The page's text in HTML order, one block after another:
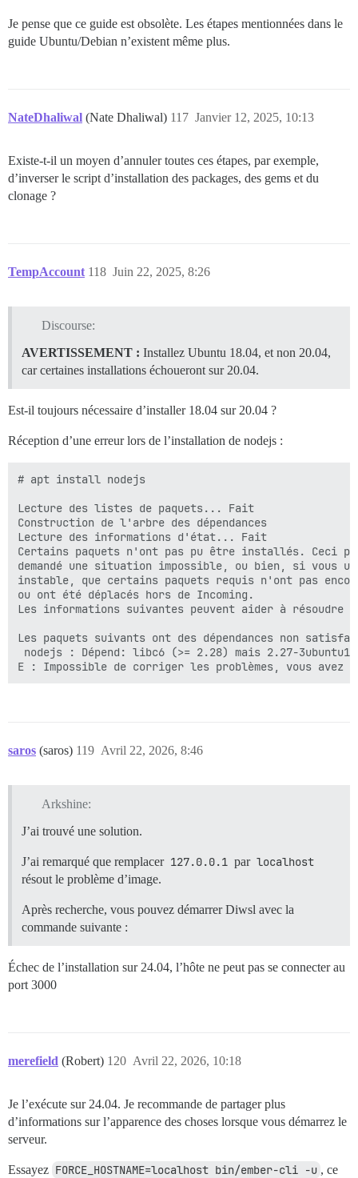
Je pense que ce guide est obsolète. Les étapes mentionnées dans le
guide Ubuntu/Debian n’existent même plus.
NateDhaliwal (Nate Dhaliwal) Janvier 12, 2025, 10:13
117
Existe-t-il un moyen d’annuler toutes ces étapes, par exemple,
d’inverser le script d’installation des packages, des gems et du
clonage ?
TempAccount Juin 22, 2025, 8:26
118
Discourse:
AVERTISSEMENT : Installez Ubuntu 18.04, et non 20.04,
car certaines installations échoueront sur 20.04.
Est-il toujours nécessaire d’installer 18.04 sur 20.04 ?
Réception d’une erreur lors de l’installation de nodejs :
# apt install nodejs
Lecture des listes de paquets... Fait
Construction de l'arbre des dépendances
Lecture des informations d'état... Fait
Certains paquets n'ont pas pu être installés. Ceci
demandé une situation impossible, ou bien, si
instable, que certains paquets requis n'ont pas
ou ont été déplacés hors de Incoming.
Les informations suivantes peuvent aider à
Les paquets suivants ont des dépendances non
nodejs : Dépend: libc6 (>= 2.28) mais 2.27-
E : Impossible de corriger les problèmes, vous avez
saros (saros) Avril 22, 2026, 8:46
119
Arkshine:
J’ai trouvé une solution.
J’ai remarqué que remplacer 127.0.0.1 par localhost
résout le problème d’image.
Après recherche, vous pouvez démarrer Diwsl avec la
commande suivante :
Échec de l’installation sur 24.04, l’hôte ne peut pas se connecter au
port 3000
merefield (Robert) Avril 22, 2026, 10:18
120
Je l’exécute sur 24.04. Je recommande de partager plus
d’informations sur l’apparence des choses lorsque vous démarrez le
serveur.
Essayez FORCE_HOSTNAME=localhost bin/ember-cli -u , ce